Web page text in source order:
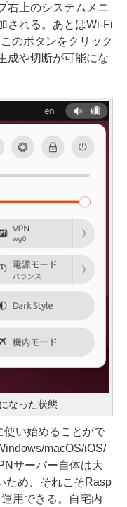
右上のシステムメニ
される。あとはWi-Fi
のボタンをクリック
成や切断が可能にな
なった状態
い始めることがで
macOS/iOS/
サーバー自体は大
ため、それこそRasp
用できる。自宅内